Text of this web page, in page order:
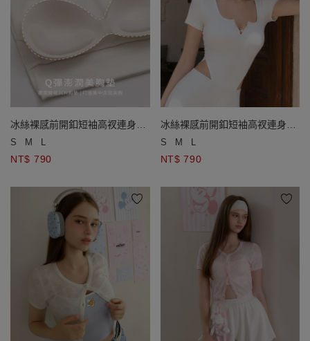
冰絲裸感前開釦短袖高衩連身衣
(附胸墊)
S M L
NT$ 790
冰絲裸感前開釦短袖高衩連身衣
(附胸墊)
S M L
NT$ 790